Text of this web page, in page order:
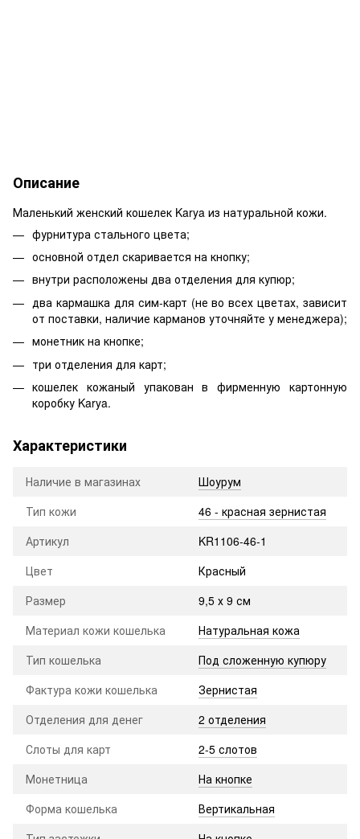
Описание
Маленький женский кошелек Karya из натуральной кожи.
фурнитура стального цвета;
основной отдел скаривается на кнопку;
внутри расположены два отделения для купюр;
два кармашка для сим-карт (не во всех цветах, зависит
от поставки, наличие карманов уточняйте у менеджера);
монетник на кнопке;
три отделения для карт;
кошелек кожаный упакован в фирменную картонную
коробку Karya.
Характеристики
Наличие в магазинах
Шоурум
Тип кожи
46 - красная зернистая
Артикул
KR1106-46-1
Цвет
Красный
Размер
9,5 х 9 см
Материал кожи кошелька
Натуральная кожа
Тип кошелька
Под сложенную купюру
Фактура кожи кошелька
Зернистая
Отделения для денег
2 отделения
Слоты для карт
2-5 слотов
Монетница
На кнопке
Форма кошелька
Вертикальная